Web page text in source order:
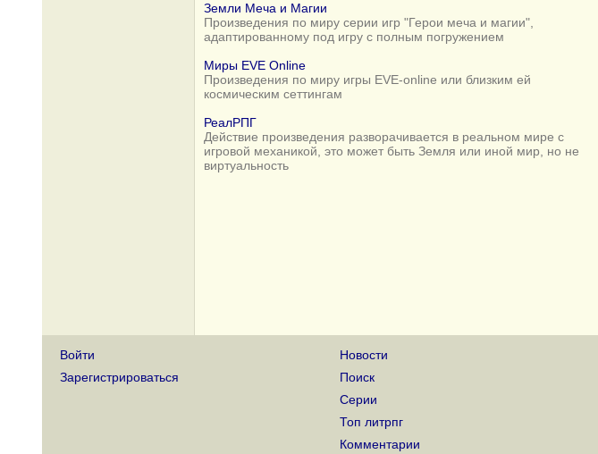
Земли Меча и Магии
Произведения по миру серии игр "Герои меча и магии",
адаптированному под игру с полным погружением
Миры EVE Online
Произведения по миру игры EVE-online или близким ей
космическим сеттингам
РеалРПГ
Действие произведения разворачивается в реальном мире с
игровой механикой, это может быть Земля или иной мир, но не
виртуальность
Войти
Зарегистрироваться
Новости
Поиск
Серии
Топ литрпг
Комментарии